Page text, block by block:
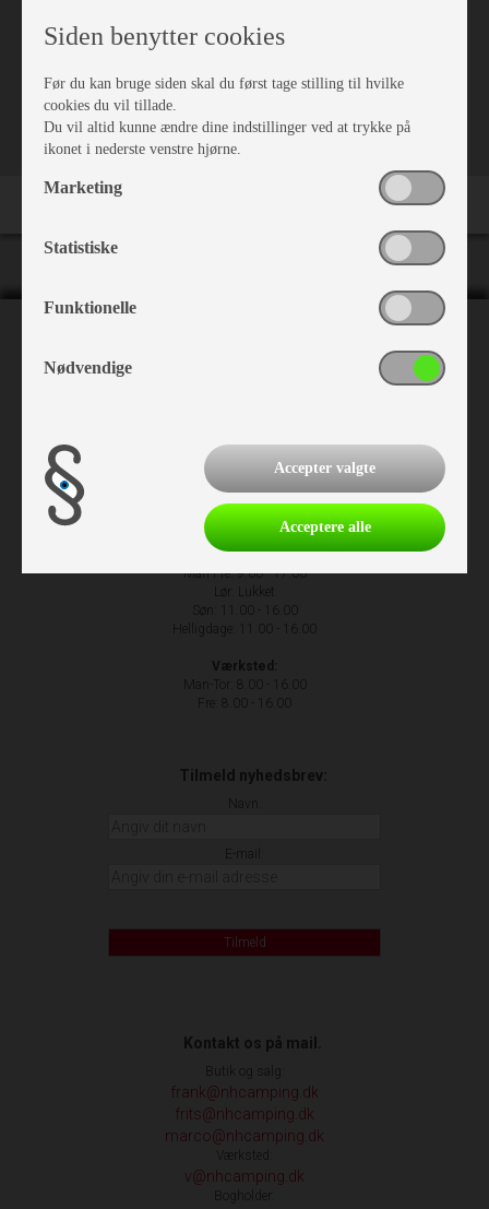
VÆRKSTED
Åbningstider
Man-Fre: 9.00 - 17.00
Lør: Lukket
Søn: 11.00 - 16.00
Helligdage: 11.00 - 16.00
Værksted:
Man-Tor: 8.00 - 16.00
Fre: 8.00 - 16.00
Tilmeld nyhedsbrev:
Navn:
E-mail:
Tilmeld
Kontakt os på mail.
Butik og salg:
frank@nhcamping.dk
frits@nhcamping.dk
marco@nhcamping.dk
Værksted:
v@nhcamping.dk
Bogholder:
Siden benytter cookies
Før du kan bruge siden skal du først tage stilling til hvilke
cookies du vil tillade.
Du vil altid kunne ændre dine indstillinger ved at trykke på
ikonet i nederste venstre hjørne.
Marketing
Statistiske
Funktionelle
Nødvendige
Accepter valgte
Acceptere alle